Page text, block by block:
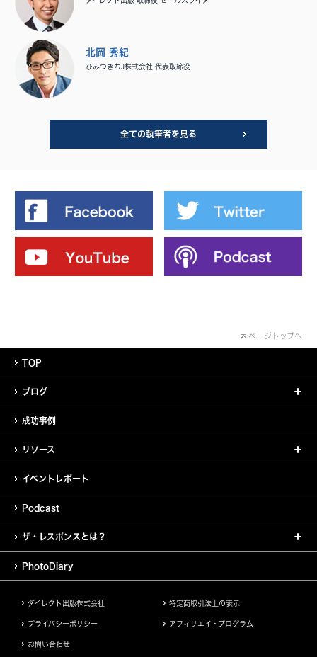
北岡 秀紀
ひみつきちJ株式会社 代表取締役
全ての執筆者を見る
ページトップへ
TOP
ブログ
成功事例
リソース
イベントレポート
Podcast
ザ・レスポンスとは？
PhotoDiary
ダイレクト出版株式会社 特定商取引法上の表示
プライバシーポリシー アフィリエイトプログラム
お問い合わせ